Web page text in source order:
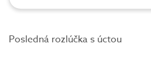
Posledná rozlúčka s úctou